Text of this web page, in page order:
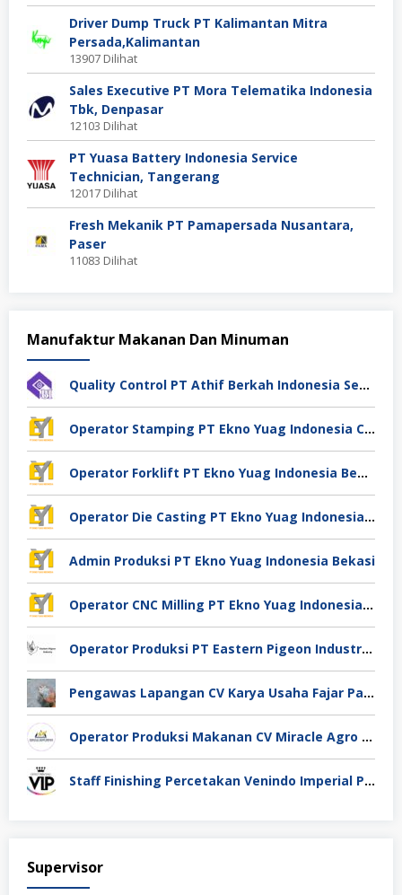
Driver Dump Truck PT Kalimantan Mitra
Persada,Kalimantan
13907 Dilihat
Sales Executive PT Mora Telematika Indonesia
Tbk, Denpasar
12103 Dilihat
PT Yuasa Battery Indonesia Service
Technician, Tangerang
12017 Dilihat
Fresh Mekanik PT Pamapersada Nusantara,
Paser
11083 Dilihat
Manufaktur Makanan Dan Minuman
Quality Control PT Athif Berkah Indonesia Semarang
Operator Stamping PT Ekno Yuag Indonesia Cikarang
Operator Forklift PT Ekno Yuag Indonesia Bekasi
Operator Die Casting PT Ekno Yuag Indonesia Bekasi
Admin Produksi PT Ekno Yuag Indonesia Bekasi
Operator CNC Milling PT Ekno Yuag Indonesia Bekasi
Operator Produksi PT Eastern Pigeon Industry Deli Serdang
Pengawas Lapangan CV Karya Usaha Fajar Pasuruan
Operator Produksi Makanan CV Miracle Agro Spices Sidoarjo
Staff Finishing Percetakan Venindo Imperial Perkasa Bandung Kota
Supervisor